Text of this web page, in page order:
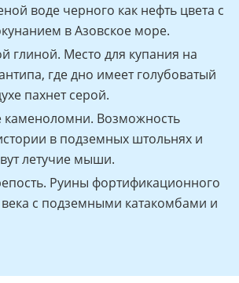
воде черного как нефть цвета с
в Азовское море.
глиной. Место для купания на
где дно имеет голубоватый
пахнет серой.
Возможность
в подземных штольнях и
летучие мыши.
Руины фортификационного
с подземными катакомбами и